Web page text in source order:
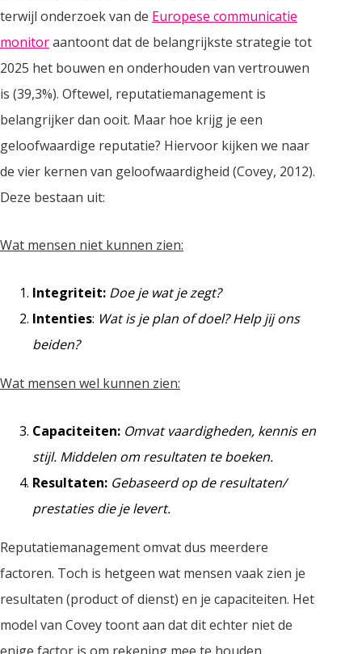
terwijl onderzoek van de Europese communicatie
monitoraantoont dat de belangrijkste strategie tot
2025 het bouwen en onderhouden van vertrouwen
is (39,3%). Oftewel, reputatiemanagement is
belangrijker dan ooit. Maar hoe krijg je een
geloofwaardige reputatie? Hiervoor kijken we naar
de vier kernen van geloofwaardigheid (Covey, 2012).
Deze bestaan uit:
Wat mensen niet kunnen zien:
Integriteit: Doe je wat je zegt?
Intenties: Wat is je plan of doel? Help jij ons
beiden?
Wat mensen wel kunnen zien:
Capaciteiten: Omvat vaardigheden, kennis en
stijl. Middelen om resultaten te boeken.
Resultaten: Gebaseerd op de resultaten/
prestaties die je levert.
Reputatiemanagement omvat dus meerdere
factoren. Toch is hetgeen wat mensen vaak zien je
resultaten (product of dienst) en je capaciteiten. Het
model van Covey toont aan dat dit echter niet de